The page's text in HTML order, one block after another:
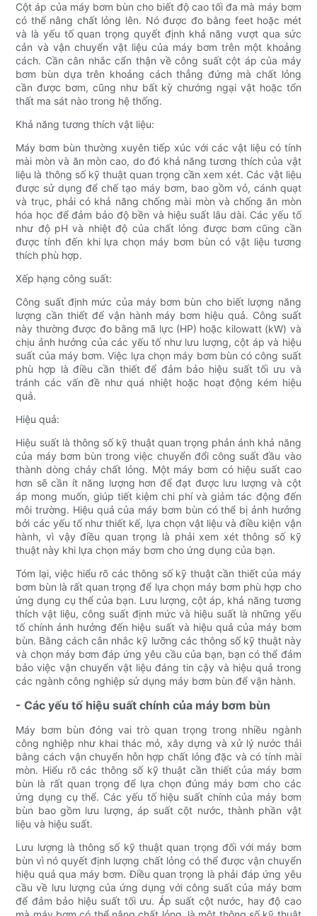
Cột áp của máy bơm bùn cho biết độ cao tối đa mà máy bơm
có thể nâng chất lỏng lên. Nó được đo bằng feet hoặc mét
và là yếu tố quan trọng quyết định khả năng vượt qua sức
cản và vận chuyển vật liệu của máy bơm trên một khoảng
cách. Cần cân nhắc cẩn thận về công suất cột áp của máy
bơm bùn dựa trên khoảng cách thẳng đứng mà chất lỏng
cần được bơm, cũng như bất kỳ chướng ngại vật hoặc tổn
thất ma sát nào trong hệ thống.
Khả năng tương thích vật liệu:
Máy bơm bùn thường xuyên tiếp xúc với các vật liệu có tính
mài mòn và ăn mòn cao, do đó khả năng tương thích của vật
liệu là thông số kỹ thuật quan trọng cần xem xét. Các vật liệu
được sử dụng để chế tạo máy bơm, bao gồm vỏ, cánh quạt
và trục, phải có khả năng chống mài mòn và chống ăn mòn
hóa học để đảm bảo độ bền và hiệu suất lâu dài. Các yếu tố
như độ pH và nhiệt độ của chất lỏng được bơm cũng cần
được tính đến khi lựa chọn máy bơm bùn có vật liệu tương
thích phù hợp.
Xếp hạng công suất:
Công suất định mức của máy bơm bùn cho biết lượng năng
lượng cần thiết để vận hành máy bơm hiệu quả. Công suất
này thường được đo bằng mã lực (HP) hoặc kilowatt (kW) và
chịu ảnh hưởng của các yếu tố như lưu lượng, cột áp và hiệu
suất của máy bơm. Việc lựa chọn máy bơm bùn có công suất
phù hợp là điều cần thiết để đảm bảo hiệu suất tối ưu và
tránh các vấn đề như quá nhiệt hoặc hoạt động kém hiệu
quả.
Hiệu quả:
Hiệu suất là thông số kỹ thuật quan trọng phản ánh khả năng
của máy bơm bùn trong việc chuyển đổi công suất đầu vào
thành dòng chảy chất lỏng. Một máy bơm có hiệu suất cao
hơn sẽ cần ít năng lượng hơn để đạt được lưu lượng và cột
áp mong muốn, giúp tiết kiệm chi phí và giảm tác động đến
môi trường. Hiệu quả của máy bơm bùn có thể bị ảnh hưởng
bởi các yếu tố như thiết kế, lựa chọn vật liệu và điều kiện vận
hành, vì vậy điều quan trọng là phải xem xét thông số kỹ
thuật này khi lựa chọn máy bơm cho ứng dụng của bạn.
Tóm lại, việc hiểu rõ các thông số kỹ thuật cần thiết của máy
bơm bùn là rất quan trọng để lựa chọn máy bơm phù hợp cho
ứng dụng cụ thể của bạn. Lưu lượng, cột áp, khả năng tương
thích vật liệu, công suất định mức và hiệu suất là những yếu
tố chính ảnh hưởng đến hiệu suất và hiệu quả của máy bơm
bùn. Bằng cách cân nhắc kỹ lưỡng các thông số kỹ thuật này
và chọn máy bơm đáp ứng yêu cầu của bạn, bạn có thể đảm
bảo việc vận chuyển vật liệu đáng tin cậy và hiệu quả trong
các ngành công nghiệp sử dụng máy bơm bùn để vận hành.
- Các yếu tố hiệu suất chính của máy bơm bùn
Máy bơm bùn đóng vai trò quan trọng trong nhiều ngành
công nghiệp như khai thác mỏ, xây dựng và xử lý nước thải
bằng cách vận chuyển hỗn hợp chất lỏng đặc và có tính mài
mòn. Hiểu rõ các thông số kỹ thuật cần thiết của máy bơm
bùn là rất quan trọng để lựa chọn đúng máy bơm cho các
ứng dụng cụ thể. Các yếu tố hiệu suất chính của máy bơm
bùn bao gồm lưu lượng, áp suất cột nước, thành phần vật
liệu và hiệu suất.
Lưu lượng là thông số kỹ thuật quan trọng đối với máy bơm
bùn vì nó quyết định lượng chất lỏng có thể được vận chuyển
hiệu quả qua máy bơm. Điều quan trọng là phải đáp ứng yêu
cầu về lưu lượng của ứng dụng với công suất của máy bơm
để đảm bảo hiệu suất tối ưu. Áp suất cột nước, hay độ cao